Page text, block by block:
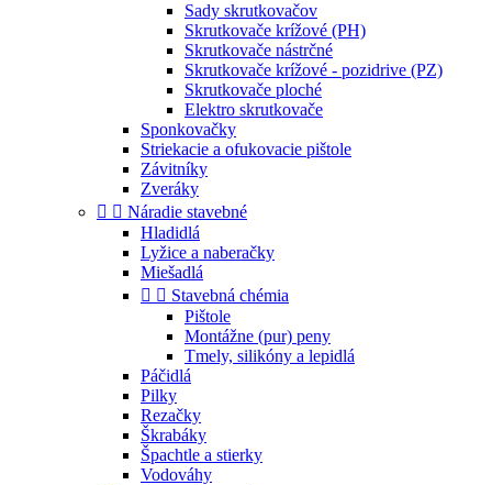
Sady skrutkovačov
Skrutkovače krížové (PH)
Skrutkovače nástrčné
Skrutkovače krížové - pozidrive (PZ)
Skrutkovače ploché
Elektro skrutkovače
Sponkovačky
Striekacie a ofukovacie pištole
Závitníky
Zveráky
  Náradie stavebné
Hladidlá
Lyžice a naberačky
Miešadlá
  Stavebná chémia
Pištole
Montážne (pur) peny
Tmely, silikóny a lepidlá
Páčidlá
Pilky
Rezačky
Škrabáky
Špachtle a stierky
Vodováhy